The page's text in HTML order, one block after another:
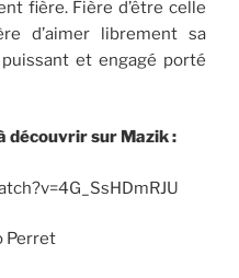
fière. Fière d’être celle
d’aimer librement sa
et engagé porté
découvrir sur Mazik :
Perret